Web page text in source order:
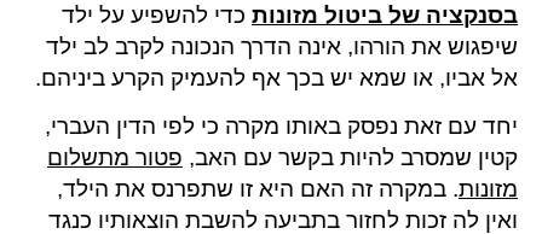
בסנקציה של ביטול מזונות כדי להשפיע על ילד
שיפגוש את הורהו, אינה הדרך הנכונה לקרב לב ילד
אל אביו, או שמא יש בכך אף להעמיק הקרע ביניהם.
יחד עם זאת נפסק באותו מקרה כי לפי הדין העברי,
קטין שמסרב להיות בקשר עם האב, פטור מתשלום
מזונות. במקרה זה האם היא זו שתפרנס את הילד,
ואין לה זכות לחזור בתביעה להשבת הוצאותיו כנגד